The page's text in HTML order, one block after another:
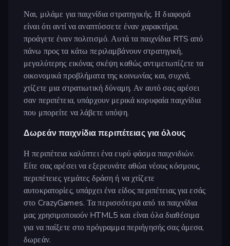
Ναι, μιλάμε για παιχνίδια στρατηγικής. Η διαφορά
είναι ότι αντί να αναπτύσσετε έναν χαρακτήρα,
προάγετε έναν πολιτισμό. Αυτά τα παιχνίδια RTS από
πάνω προς τα κάτω περιλαμβάνουν στρατηγική,
μεγαλύτερης εικόνας σκέψη καθώς αντιμετωπίζετε τα
οικονομικά προβλήματα της κοινωνίας και, συχνά,
χτίζετε μια στρατιωτική δύναμη. Αν αυτό σας αρέσει
σαν περιπέτεια, υπάρχουν μερικά κορυφαία παιχνίδια
που μπορείτε να λάβετε υπόψη.
Δωρεάν παιχνίδια περιπέτειας για όλους
Η περιπέτεια καλύπτει ένα ευρύ φάσμα παιχνιδιών.
Είτε σας αρέσει να εξερευνάτε αθώα νέους κόσμους,
περιπέτειες γεμάτες δράση ή να χτίζετε
αυτοκρατορίες, υπάρχει ένα είδος περιπέτειας για εσάς
στο CrazyGames. Τα περισσότερα από τα παιχνίδια
μας χρησιμοποιούν HTML5 και είναι όλα διαθέσιμα
για να παίξετε στο πρόγραμμα περιήγησής σας άμεσα,
δωρεάν.